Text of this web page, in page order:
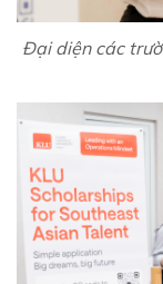
Đại diện các